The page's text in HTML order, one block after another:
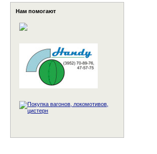
Нам помогают